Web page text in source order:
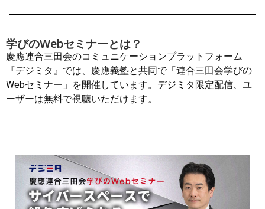
学びのWebセミナーとは？
慶應連合三田会のコミュニケーションプラットフォーム
『デジミタ』では、慶應義塾と共同で「連合三田会学びの
Webセミナー」を開催しています。デジミタ限定配信、ユ
ーザーは無料で視聴いただけます。